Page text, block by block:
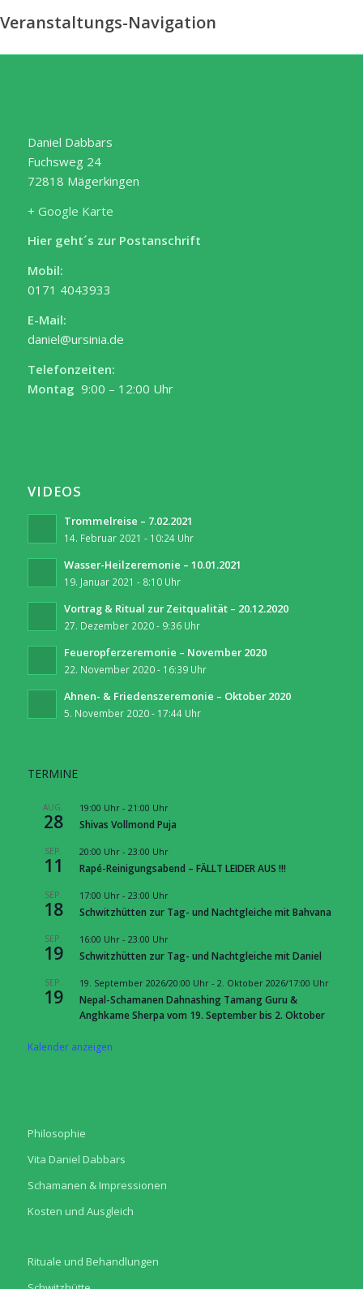
Veranstaltungs-Navigation
Daniel Dabbars
Fuchsweg 24
72818 Mägerkingen
+ Google Karte
Hier geht´s zur Postanschrift
Mobil:
0171 4043933
E-Mail:
daniel@ursinia.de
Telefonzeiten:
Montag 9:00 – 12:00 Uhr
VIDEOS
Trommelreise – 7.02.2021
14. Februar 2021 - 10:24 Uhr
Wasser-Heilzeremonie – 10.01.2021
19. Januar 2021 - 8:10 Uhr
Vortrag & Ritual zur Zeitqualität – 20.12.2020
27. Dezember 2020 - 9:36 Uhr
Feueropferzeremonie – November 2020
22. November 2020 - 16:39 Uhr
Ahnen- & Friedenszeremonie – Oktober 2020
5. November 2020 - 17:44 Uhr
TERMINE
AUG.
28
19:00 Uhr- 21:00 Uhr
Shivas Vollmond Puja
SEP.
11
20:00 Uhr- 23:00 Uhr
Rapé-Reinigungsabend – FÄLLT LEIDER AUS !!!
SEP.
18
17:00 Uhr- 23:00 Uhr
Schwitzhütten zur Tag- und Nachtgleiche mit Bahvana
SEP.
19
16:00 Uhr- 23:00 Uhr
Schwitzhütten zur Tag- und Nachtgleiche mit Daniel
SEP.
19
19. September 2026/20:00 Uhr- 2. Oktober 2026/17:00 Uhr
Nepal-Schamanen Dahnashing Tamang Guru &
Anghkame Sherpa vom 19. September bis 2. Oktober
Kalender anzeigen
Philosophie
Vita Daniel Dabbars
Schamanen & Impressionen
Kosten und Ausgleich
Rituale und Behandlungen